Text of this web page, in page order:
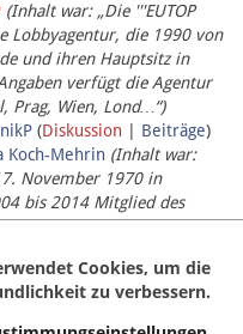
(Inhalt war: „Die '''EUTOP
Lobbyagentur, die 1990 von
und ihren Hauptsitz in
verfügt die Agentur
Prag, Wien, Lond…“)
(Diskussion Beiträge)
Koch-Mehrin (Inhalt war:
November 1970 in
bis 2014 Mitglied des
November 2014 ist sie für
Cookies, um die
zu verbessern.